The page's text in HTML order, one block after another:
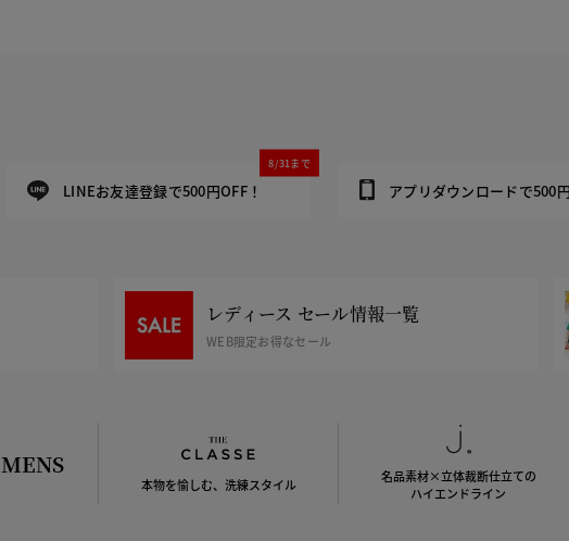
LINEお友達登録で500円OFF！
8/31まで
アプリダウンロードで500
レディース セール情報一覧
WEB限定お得なセール
MENS
本物を愉しむ、洗練スタイル
名品素材×立体裁断仕立ての
ハイエンドライン